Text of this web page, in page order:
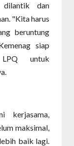
dan
"Kita harus
beruntung
siap
untuk
kerjasama,
maksimal,
baik lagi.